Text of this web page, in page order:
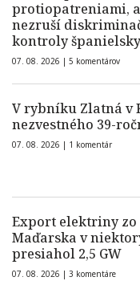
protiopatreniami,
nezruší
kontroly
07. 08. 2026 | 5 komentárov
V rybníku Zlatná v
nezvestného 39-
07. 08. 2026 | 1 komentár
Export elektriny zo
Maďarska v
presiahol 2,5 GW
07. 08. 2026 | 3 komentáre